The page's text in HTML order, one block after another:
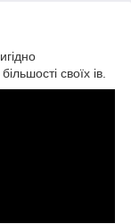
своїх ів.